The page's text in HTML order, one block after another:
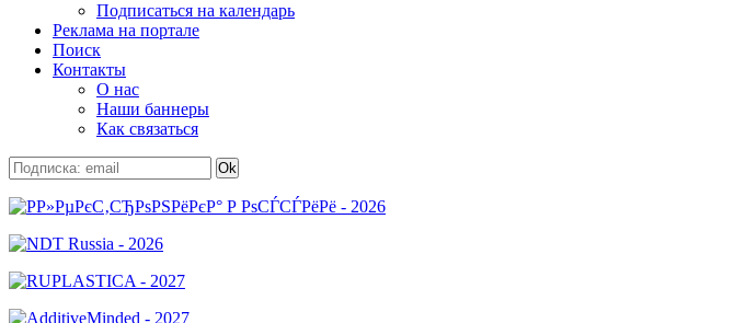
Подписаться на календарь
Реклама на портале
Поиск
Контакты
О нас
Наши баннеры
Как связаться